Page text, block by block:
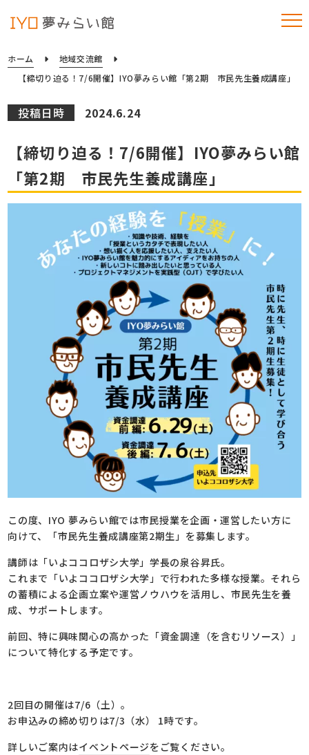
ホーム
地域交流館
【締切り迫る！7/6開催】IYO夢みらい館「第2期 市民先生養成講座」
投稿日時 2024.6.24
【締切り迫る！7/6開催】IYO夢みらい館
「第2期 市民先生養成講座」
この度、IYO 夢みらい館では市民授業を企画・運営したい方に
向けて、「市民先生養成講座第2期生」を募集します。
講師は「いよココロザシ大学」学長の泉谷昇氏。
これまで「いよココロザシ大学」で行われた多様な授業。それら
の蓄積による企画立案や運営ノウハウを活用し、市民先生を養
成、サポートします。
前回、特に興味関心の高かった「資金調達（を含むリソース）」
について特化する予定です。
2回目の開催は7/6（土）。
お申込みの締め切りは7/3（水） 1時です。
詳しいご案内はイベントページをご覧ください。